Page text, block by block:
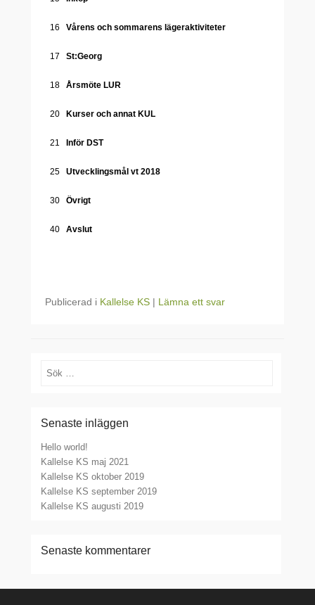
16 Vårens och sommarens lägeraktiviteter
17 St:Georg
18 Årsmöte LUR
20 Kurser och annat KUL
21 Inför DST
25 Utvecklingsmål vt 2018
30 Övrigt
40 Avslut
Publicerad i Kallelse KS | Lämna ett svar
Sök
Senaste inläggen
Hello world!
Kallelse KS maj 2021
Kallelse KS oktober 2019
Kallelse KS september 2019
Kallelse KS augusti 2019
Senaste kommentarer